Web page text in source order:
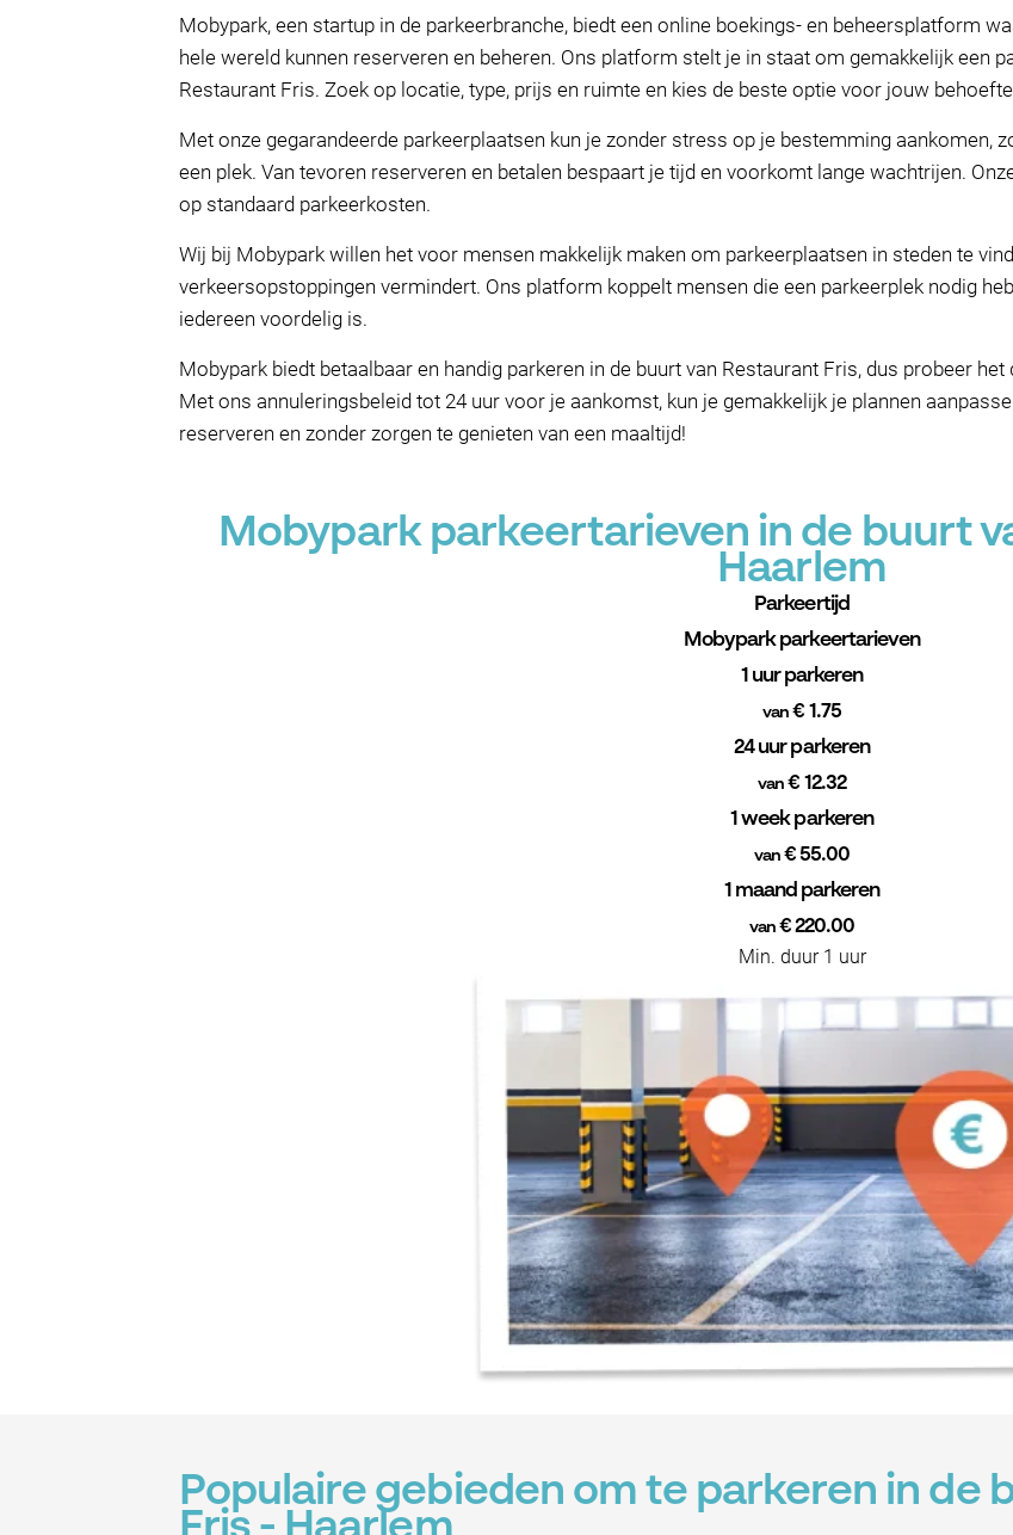
Mobypark, een startup in de parkeerbranche, biedt een online boekings- en beheersplatform
hele wereld kunnen reserveren en beheren. Ons platform stelt je in staat om gemakkelijk een
Restaurant Fris. Zoek op locatie, type, prijs en ruimte en kies de beste optie voor jouw
Met onze gegarandeerde parkeerplaatsen kun je zonder stress op je bestemming aankomen,
een plek. Van tevoren reserveren en betalen bespaart je tijd en voorkomt lange wachtrijen.
op standaard parkeerkosten.
Wij bij Mobypark willen het voor mensen makkelijk maken om parkeerplaatsen in steden te
verkeersopstoppingen vermindert. Ons platform koppelt mensen die een parkeerplek nodig
iedereen voordelig is.
Mobypark biedt betaalbaar en handig parkeren in de buurt van Restaurant Fris, dus probeer
Met ons annuleringsbeleid tot 24 uur voor je aankomst, kun je gemakkelijk je plannen
reserveren en zonder zorgen te genieten van een maaltijd!
Mobypark parkeertarieven in de buurt
Haarlem
Parkeertijd
Mobypark parkeertarieven
1 uur parkeren
van € 1.75
24 uur parkeren
van € 12.32
1 week parkeren
van€ 55.00
1 maand parkeren
van€ 220.00
Min. duur 1 uur
Populaire gebieden om te parkeren in de